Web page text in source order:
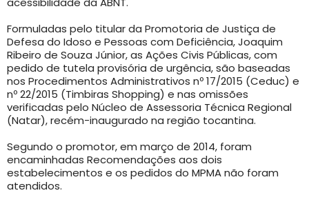
Formuladas pelo titular da Promotoria de Justiça de
Defesa do Idoso e Pessoas com Deficiência, Joaquim
Ribeiro de Souza Júnior, as Ações Civis Públicas, com
pedido de tutela provisória de urgência, são baseadas
nos Procedimentos Administrativos nº 17/2015 (Ceduc) e
nº 22/2015 (Timbiras Shopping) e nas omissões
verificadas pelo Núcleo de Assessoria Técnica Regional
(Natar), recém-inaugurado na região tocantina.
Segundo o promotor, em março de 2014, foram
encaminhadas Recomendações aos dois
estabelecimentos e os pedidos do MPMA não foram
atendidos.